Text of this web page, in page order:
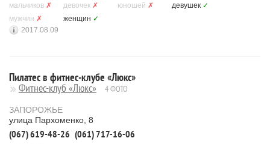
мальчиков ✗ девочек ✗ юношей ✗ девушек ✓
мужчин ✗ женщин ✓
2017.08.09
Пилатес в фитнес-клубе «Люкс»
Фитнес-клуб «Люкс» 4 ФОТО
ЗАПОРОЖЬЕ
улица Пархоменко, 8
(067) 619-48-26 (061) 717-16-06